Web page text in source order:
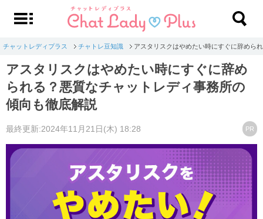
チャットレディプラス チャトレ豆知識 アスタリスクはやめたい時にすぐに辞めら
アスタリスクはやめたい時にすぐに辞め
られる？悪質なチャットレディ事務所の
傾向も徹底解説
最終更新:2024年11月21日(木) 18:28 PR